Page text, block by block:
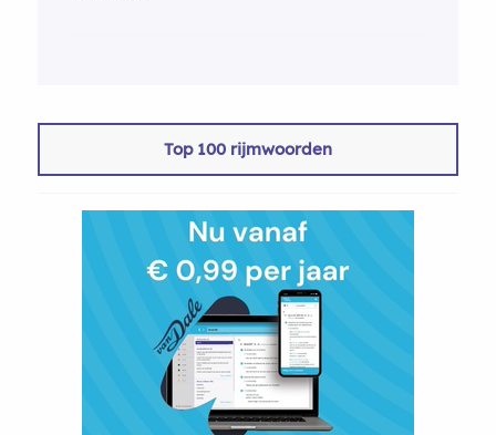
Top 100 rijmwoorden